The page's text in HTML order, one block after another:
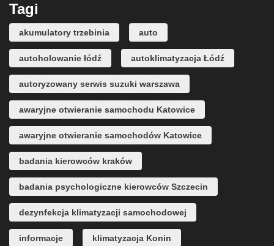
Tagi
akumulatory trzebinia auto
autoholowanie łódź autoklimatyzacja Łódź
autoryzowany serwis suzuki warszawa
awaryjne otwieranie samochodu Katowice
awaryjne otwieranie samochodów Katowice
badania kierowców kraków
badania psychologiczne kierowców Szczecin
dezynfekcja klimatyzacji samochodowej
informacje klimatyzacja Konin